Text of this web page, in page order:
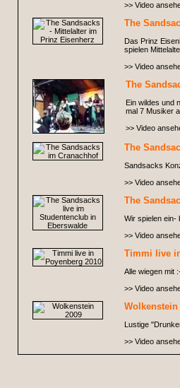
>> Video
The
Das Prinz
spielen
>> Video
The
Ein wildes und
mal 7 Musiker
>> Video
The
Sandsacks
>> Video
The
Wir spielen ein-
>> Video
Timmi live
Alle wiegen mit
>> Video
Wolkenstein
Lustige
>> Video